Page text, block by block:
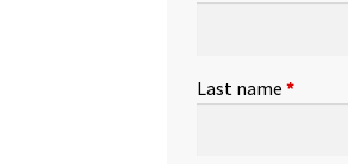
Last name*